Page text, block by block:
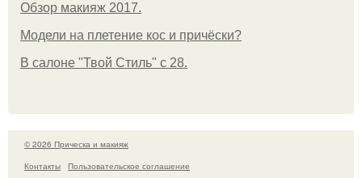
Обзор макияж 2017.
Модели на плетение кос и причёски?
В салоне "Твой Стиль" с 28.
© 2026 Прическа и макияж
Контакты
Пользовательское соглашение